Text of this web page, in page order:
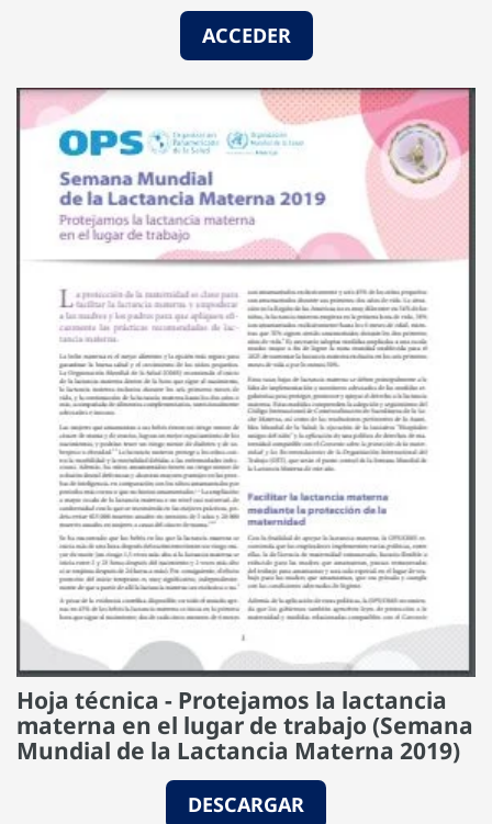
ACCEDER
Hoja técnica - Protejamos la lactancia
materna en el lugar de trabajo (Semana
Mundial de la Lactancia Materna 2019)
DESCARGAR